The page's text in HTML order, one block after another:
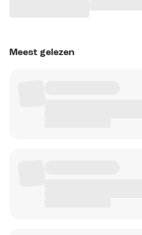
Meest gelezen